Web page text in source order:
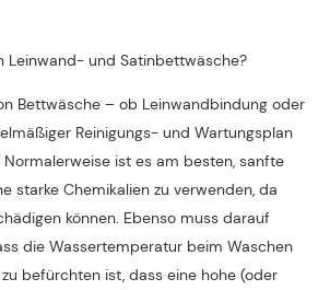
Leinwand- und Satinbettwäsche?
Bettwäsche – ob Leinwandbindung oder
Reinigungs- und Wartungsplan
ist es am besten, sanfte
starke Chemikalien zu verwenden, da
können. Ebenso muss darauf
die Wassertemperatur beim Waschen
befürchten ist, dass eine hohe (oder